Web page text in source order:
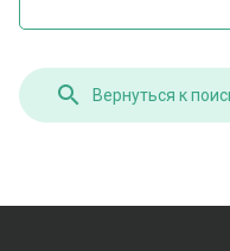
Вернуться к